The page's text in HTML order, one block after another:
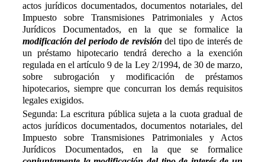
actos jurídicos documentados, documentos notariales, del
Impuesto sobre Transmisiones Patrimoniales y Actos
Jurídicos Documentados, en la que se formalice la
modificación del periodo de revisión del tipo de interés de
un préstamo hipotecario tendrá derecho a la exención
regulada en el artículo 9 de la Ley 2/1994, de 30 de marzo,
sobre subrogación y modificación de préstamos
hipotecarios, siempre que concurran los demás requisitos
legales exigidos.
Segunda: La escritura pública sujeta a la cuota gradual de
actos jurídicos documentados, documentos notariales, del
Impuesto sobre Transmisiones Patrimoniales y Actos
Jurídicos Documentados, en la que se formalice